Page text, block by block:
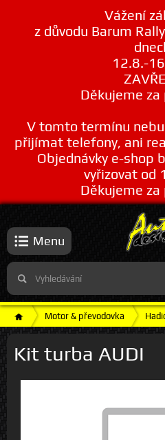
Vážení
z důvodu Barum
12.8.-
Děkujeme za
V tomto termínu
přijímat telefony, ani
Objednávky e-shop
vyřizovat od
Děkujeme za
Menu
Motor & převodovka
Kit turba AUDI